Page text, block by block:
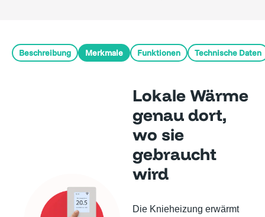
Beschreibung Merkmale Funktionen Technische Daten
Lokale Wärme
genau dort,
wo sie
gebraucht
wird
Die Knieheizung erwärmt